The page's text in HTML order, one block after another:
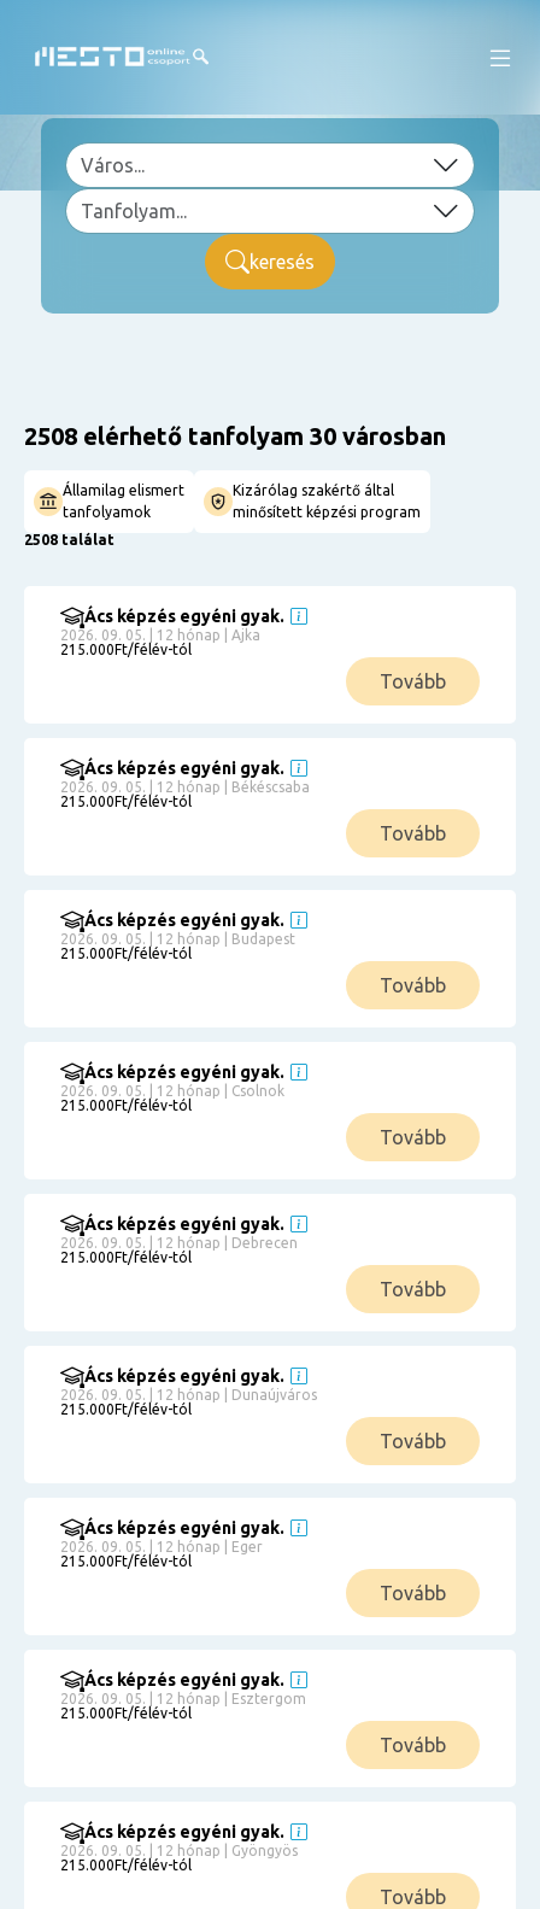
keresés
2508 elérhető tanfolyam 30 városban
Államilag elismert
tanfolyamok
Kizárólag szakértő által
minősített képzési program
2508 találat
Ács képzés egyéni gyak.
2026. 09. 05. | 12 hónap | Ajka
215.000Ft/félév-tól
Tovább
Ács képzés egyéni gyak.
2026. 09. 05. | 12 hónap | Békéscsaba
215.000Ft/félév-tól
Tovább
Ács képzés egyéni gyak.
2026. 09. 05. | 12 hónap | Budapest
215.000Ft/félév-tól
Tovább
Ács képzés egyéni gyak.
2026. 09. 05. | 12 hónap | Csolnok
215.000Ft/félév-tól
Tovább
Ács képzés egyéni gyak.
2026. 09. 05. | 12 hónap | Debrecen
215.000Ft/félév-tól
Tovább
Ács képzés egyéni gyak.
2026. 09. 05. | 12 hónap | Dunaújváros
215.000Ft/félév-tól
Tovább
Ács képzés egyéni gyak.
2026. 09. 05. | 12 hónap | Eger
215.000Ft/félév-tól
Tovább
Ács képzés egyéni gyak.
2026. 09. 05. | 12 hónap | Esztergom
215.000Ft/félév-tól
Tovább
Ács képzés egyéni gyak.
2026. 09. 05. | 12 hónap | Gyöngyös
215.000Ft/félév-tól
Tovább